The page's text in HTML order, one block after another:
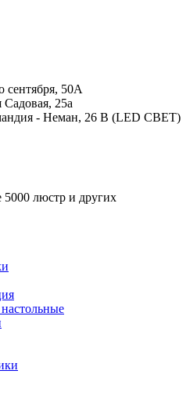
сентября, 50А
25а
- Неман, 26 В (LED СВЕТ)
5000 люстр и других